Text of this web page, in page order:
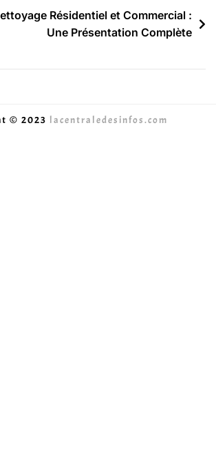
Résidentiel et Commercial :
Une Présentation Complète
© 2023 lacentraledesinfos.com